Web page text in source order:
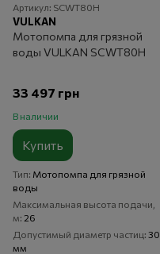
Артикул: SCWT80H
VULKAN
Мотопомпа для грязной
воды VULKAN SCWT80H
33 497 грн
В наличии
Купить
Тип Мотопомпа для грязной
воды
Максимальная высота подачи,
м 26
Допустимый диаметр частиц 30
мм